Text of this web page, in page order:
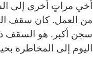
أخي مراتٍ أخرى إلى
من العمل. كان سقف
اليوم إلى المخاطرة